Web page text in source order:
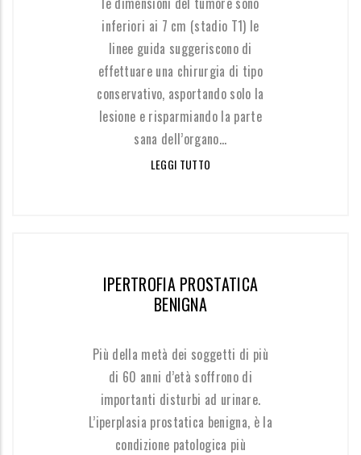
inferiori ai 7 cm (stadio T1) le
linee guida suggeriscono di
effettuare una chirurgia di tipo
conservativo, asportando solo la
lesione e risparmiando la parte
sana dell’organo...
LEGGI TUTTO
IPERTROFIA PROSTATICA
BENIGNA
Più della metà dei soggetti di più
di 60 anni d’età soffrono di
importanti disturbi ad urinare.
L’iperplasia prostatica benigna, è la
condizione patologica più